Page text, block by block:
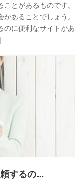
とがあるものです。
あることでしょう。
のに便利なサイトがあ
するの…